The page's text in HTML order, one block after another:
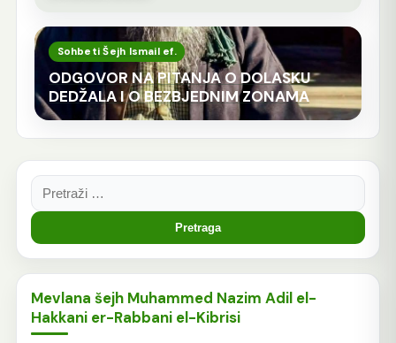
Sohbeti Šejh Ismail ef.
ODGOVOR NA PITANJA O DOLASKU
DEDŽALA I O BEZBJEDNIM ZONAMA
Pretraga:
Mevlana šejh Muhammed Nazim Adil el-
Hakkani er-Rabbani el-Kibrisi